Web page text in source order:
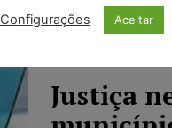
expor, de
sucederam-se
Justiça
Configurações Aceitar